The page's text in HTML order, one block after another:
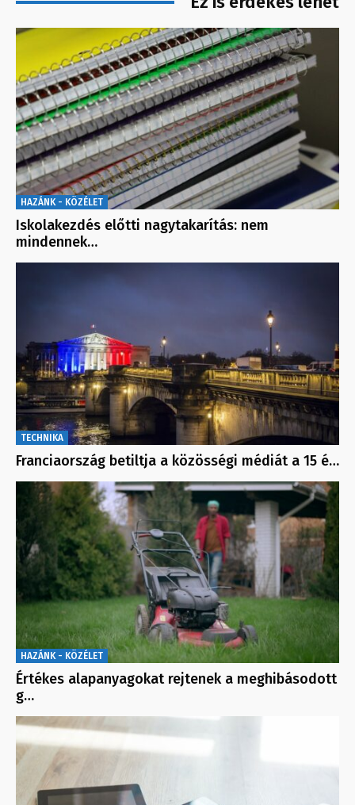
HAZÁNK - KÖZÉLET
Iskolakezdés előtti nagytakarítás: nem
mindennek…
TECHNIKA
Franciaország betiltja a közösségi médiát a 15 é…
HAZÁNK - KÖZÉLET
Értékes alapanyagokat rejtenek a meghibásodott
g…